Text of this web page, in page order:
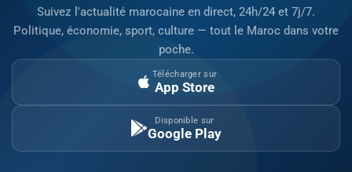
Suivez l'actualité marocaine en direct, 24h/24 et 7j/7.
Politique, économie, sport, culture — tout le Maroc dans votre
poche.
Télécharger sur
App Store
Disponible sur
Google Play